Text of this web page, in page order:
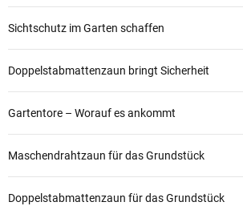
Sichtschutz im Garten schaffen
Doppelstabmattenzaun bringt Sicherheit
Gartentore – Worauf es ankommt
Maschendrahtzaun für das Grundstück
Doppelstabmattenzaun für das Grundstück